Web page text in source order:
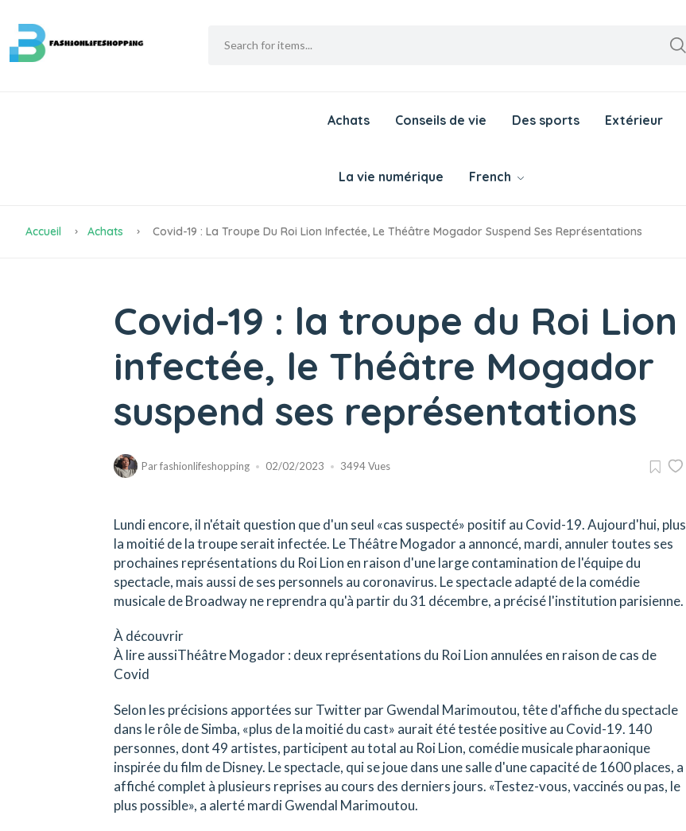
Achats Conseils de vie Des sports Extérieur
La vie numérique French
Accueil Achats Covid-19 : La Troupe Du Roi Lion Infectée, Le Théâtre Mogador Suspend Ses Représentations
Covid-19 : la troupe du Roi Lion
infectée, le Théâtre Mogador
suspend ses représentations
Parfashionlifeshopping 02/02/2023 3494 Vues
Lundi encore, il n'était question que d'un seul «cas suspecté» positif au Covid-19. Aujourd'hui, plus
la moitié de la troupe serait infectée. Le Théâtre Mogador a annoncé, mardi, annuler toutes ses
prochaines représentations du Roi Lion en raison d'une large contamination de l'équipe du
spectacle, mais aussi de ses personnels au coronavirus. Le spectacle adapté de la comédie
musicale de Broadway ne reprendra qu'à partir du 31 décembre, a précisé l'institution parisienne.
À découvrir
À lire aussiThéâtre Mogador : deux représentations du Roi Lion annulées en raison de cas de
Covid
Selon les précisions apportées sur Twitter par Gwendal Marimoutou, tête d'affiche du spectacle
dans le rôle de Simba, «plus de la moitié du cast» aurait été testée positive au Covid-19. 140
personnes, dont 49 artistes, participent au total au Roi Lion, comédie musicale pharaonique
inspirée du film de Disney. Le spectacle, qui se joue dans une salle d'une capacité de 1600 places, a
affiché complet à plusieurs reprises au cours des derniers jours. «Testez-vous, vaccinés ou pas, le
plus possible», a alerté mardi Gwendal Marimoutou.